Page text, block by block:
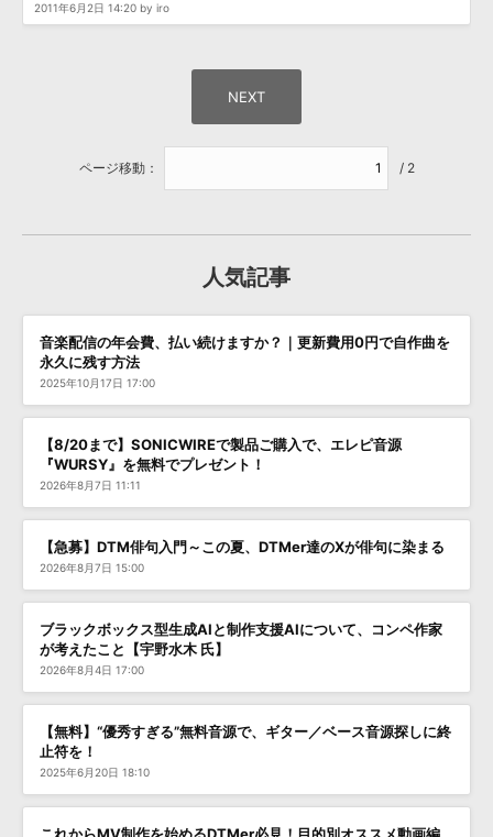
2011年6月2日 14:20 by iro
ページ移動： / 2
人気記事
音楽配信の年会費、払い続けますか？｜更新費用0円で自作曲を
永久に残す方法
2025年10月17日 17:00
【8/20まで】SONICWIREで製品ご購入で、エレピ音源
『WURSY』を無料でプレゼント！
2026年8月7日 11:11
【急募】DTM俳句入門～この夏、DTMer達のXが俳句に染まる
2026年8月7日 15:00
ブラックボックス型生成AIと制作支援AIについて、コンペ作家
が考えたこと【宇野水木 氏】
2026年8月4日 17:00
【無料】“優秀すぎる”無料音源で、ギター／ベース音源探しに終
止符を！
2025年6月20日 18:10